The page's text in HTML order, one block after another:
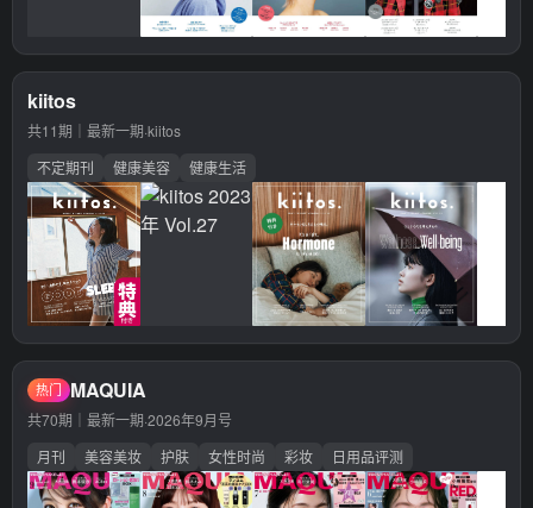
kiitos
共11期｜最新一期·kiitos
不定期刊
健康美容 健康生活
热门 MAQUIA
共70期｜最新一期·2026年9月号
月刊
美容美妆 护肤 女性时尚 彩妆 日用品评测